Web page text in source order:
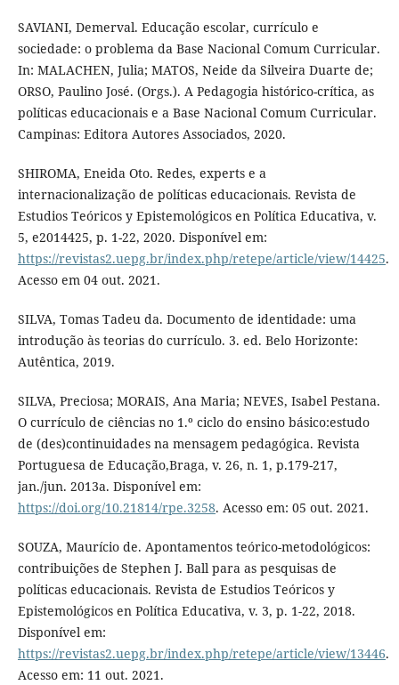
SAVIANI, Demerval. Educação escolar, currículo e
sociedade: o problema da Base Nacional Comum Curricular.
In: MALACHEN, Julia; MATOS, Neide da Silveira Duarte de;
ORSO, Paulino José. (Orgs.). A Pedagogia histórico-crítica, as
políticas educacionais e a Base Nacional Comum Curricular.
Campinas: Editora Autores Associados, 2020.
SHIROMA, Eneida Oto. Redes, experts e a
internacionalização de políticas educacionais. Revista de
Estudios Teóricos y Epistemológicos en Política Educativa, v.
5, e2014425, p. 1-22, 2020. Disponível em:
https://revistas2.uepg.br/index.php/retepe/article/view/14425.
Acesso em 04 out. 2021.
SILVA, Tomas Tadeu da. Documento de identidade: uma
introdução às teorias do currículo. 3. ed. Belo Horizonte:
Autêntica, 2019.
SILVA, Preciosa; MORAIS, Ana Maria; NEVES, Isabel Pestana.
O currículo de ciências no 1.º ciclo do ensino básico:estudo
de (des)continuidades na mensagem pedagógica. Revista
Portuguesa de Educação,Braga, v. 26, n. 1, p.179-217,
jan./jun. 2013a. Disponível em:
https://doi.org/10.21814/rpe.3258. Acesso em: 05 out. 2021.
SOUZA, Maurício de. Apontamentos teórico-metodológicos:
contribuições de Stephen J. Ball para as pesquisas de
políticas educacionais. Revista de Estudios Teóricos y
Epistemológicos en Política Educativa, v. 3, p. 1-22, 2018.
Disponível em:
https://revistas2.uepg.br/index.php/retepe/article/view/13446.
Acesso em: 11 out. 2021.